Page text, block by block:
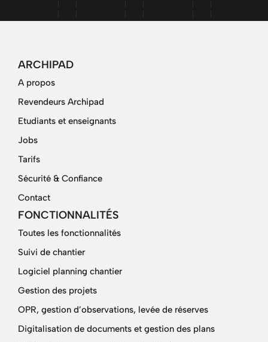
ARCHIPAD
A propos
Revendeurs Archipad
Etudiants et enseignants
Jobs
Tarifs
Sécurité & Confiance
Contact
FONCTIONNALITÉS
Toutes les fonctionnalités
Suivi de chantier
Logiciel planning chantier
Gestion des projets
OPR, gestion d’observations, levée de réserves
Digitalisation de documents et gestion des plans